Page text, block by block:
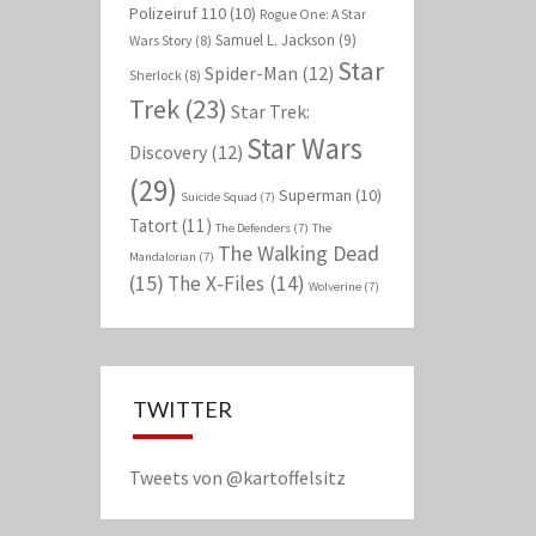
Polizeiruf 110(10) Rogue One: A Star
Wars Story(8) Samuel L. Jackson (9)
Sherlock(8) Spider-Man (12) Star
Trek(23) Star Trek:
Discovery(12) Star Wars
(29) Suicide Squad (7) Superman (10)
Tatort (11) The Defenders(7) The
Mandalorian (7) The Walking Dead
(15) The X-Files (14) Wolverine(7)
TWITTER
Tweets von @kartoffelsitz